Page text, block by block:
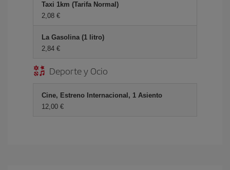
Taxi 1km (Tarifa Normal)
2,08 €
La Gasolina (1 litro)
2,84 €
Deporte y Ocio
Cine, Estreno Internacional, 1 Asiento
12,00 €